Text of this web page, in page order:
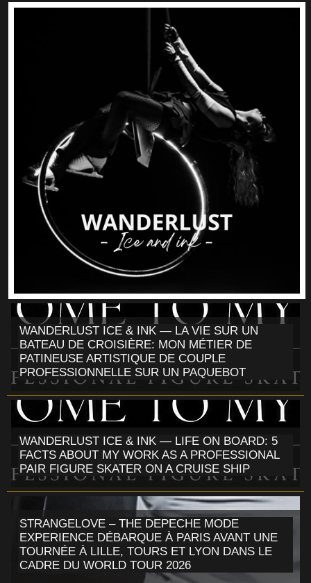
WANDERLUST ICE & INK — LA VIE SUR UN
BATEAU DE CROISIÈRE: MON MÉTIER DE
PATINEUSE ARTISTIQUE DE COUPLE
PROFESSIONNELLE SUR UN PAQUEBOT
WANDERLUST ICE & INK — LIFE ON BOARD: 5
FACTS ABOUT MY WORK AS A PROFESSIONAL
PAIR FIGURE SKATER ON A CRUISE SHIP
STRANGELOVE – THE DEPECHE MODE
EXPERIENCE DÉBARQUE À PARIS AVANT UNE
TOURNÉE À LILLE, TOURS ET LYON DANS LE
CADRE DU WORLD TOUR 2026